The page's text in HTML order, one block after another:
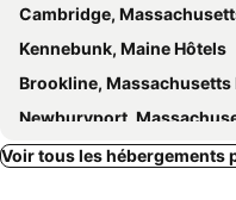
Cambridge, Massachusetts
Kennebunk, Maine Hôtels
Brookline, Massachusetts
Newburyport, Massachusetts
Saco, Maine Hôtels
Voir tous les hébergements